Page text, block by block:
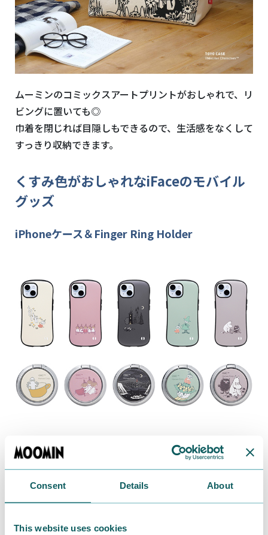
Consent Details About
This website uses cookies
ムーミンのコミックスアートプリントがおしゃれで、リ
ビングに置いても◎
巾着を閉じれば目隠しもできるので、生活感をなくして
すっきり収納できます。
くすみ色がおしゃれなiFaceのモバイル
グッズ
iPhoneケース＆Finger Ring Holder
iPhoneケースは安心のiFaceの耐衝撃性で傷や衝撃から
iPhoneを保護。
Finger Ring Holderは落下を防止はもちろんスタンド
にも変身します。